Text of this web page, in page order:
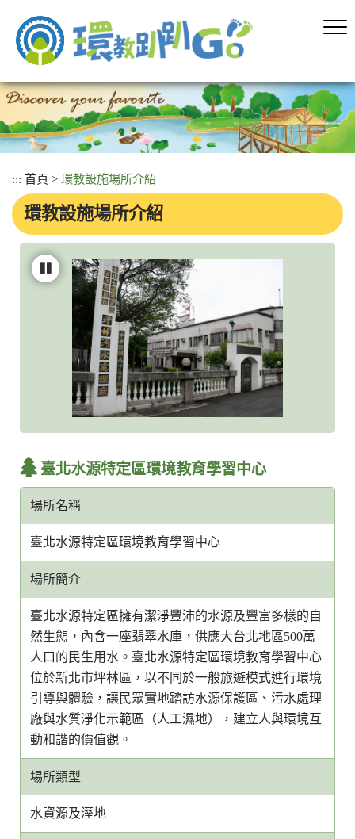
容
塊
::: 首頁 > 環教設施場所介紹
環教設施場所介紹
臺北水源特定區環境教育學習中心
場所名稱
臺北水源特定區環境教育學習中心
場所簡介
臺北水源特定區擁有潔淨豐沛的水源及豐富多樣的自
然生態，內含一座翡翠水庫，供應大台北地區500萬
人口的民生用水。臺北水源特定區環境教育學習中心
位於新北市坪林區，以不同於一般旅遊模式進行環境
引導與體驗，讓民眾實地踏訪水源保護區、污水處理
廠與水質淨化示範區（人工濕地），建立人與環境互
動和諧的價值觀。
場所類型
水資源及溼地